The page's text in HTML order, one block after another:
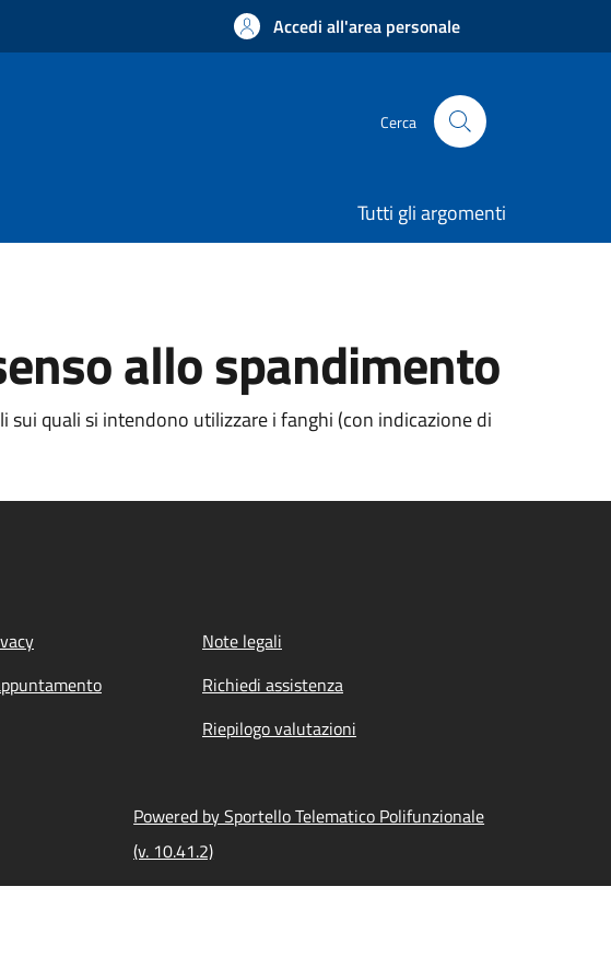
Accedi all'area personale
Cerca
Tutti gli argomenti
allo spandimento
sui quali si intendono utilizzare ifanghi (con indicazione di
Note legali
Richiedi assistenza
Riepilogo valutazioni
Powered by Sportello Telematico Polifunzionale
(v. 10.41.2)